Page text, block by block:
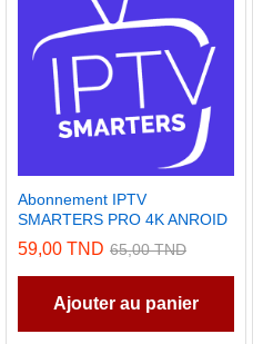
Abonnement IPTV
SMARTERS PRO 4K ANROID
59,00 TND 65,00TND
Ajouter au panier